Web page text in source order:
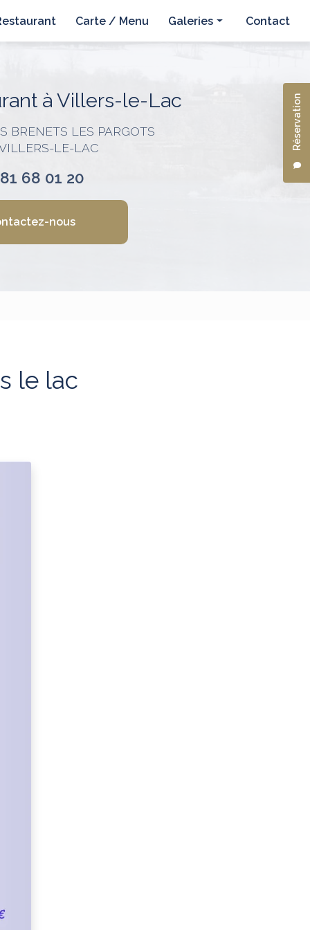
Réservation
Carte / Menu Galeries Contact
à Villers-le-Lac
BRENETS LES PARGOTS
LE-LAC
68 01 20
nous
le lac